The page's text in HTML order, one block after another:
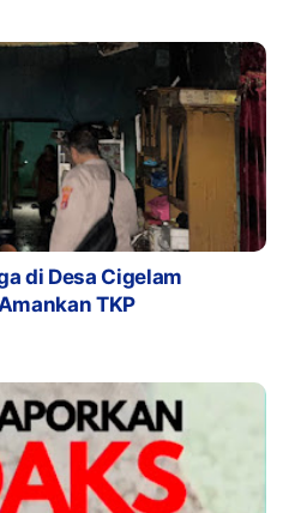
di Desa Cigelam
TKP